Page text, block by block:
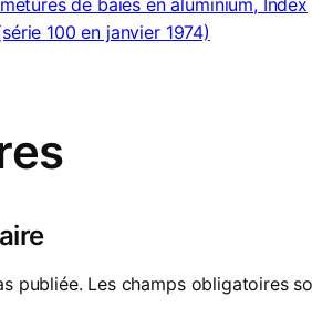
de baies en aluminium, Index
100 en janvier 1974)
publiée. Les champs obligatoires